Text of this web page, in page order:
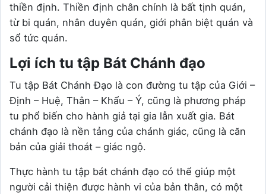
thiền định. Thiền định chân chính là bất tịnh quán,
từ bi quán, nhân duyên quán, giới phân biệt quán và
sổ tức quán.
Lợi ích tu tập Bát Chánh đạo
Tu tập Bát Chánh Đạo là con đường tu tập của Giới –
Định – Huệ, Thân – Khẩu – Ý, cũng là phương pháp
tu phổ biến cho hành giả tại gia lẫn xuất gia. Bát
chánh đạo là nền tảng của chánh giác, cũng là căn
bản của giải thoát – giác ngộ.
Thực hành tu tập bát chánh đạo có thể giúp một
người cải thiện được hành vi của bản thân, có một